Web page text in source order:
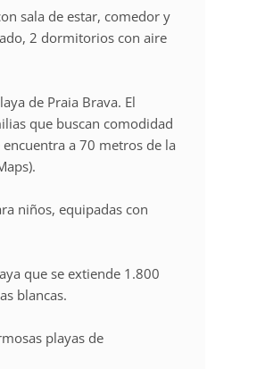
sala de estar, comedor y
2 dormitorios con aire
de Praia Brava. El
que buscan comodidad
a 70 metros de la
niños, equipadas con
que se extiende 1.800
blancas.
playas de